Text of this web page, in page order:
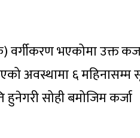
वर्गीकरण भएकोमा उक्त
अवस्थामा ६ महिनासम्म
हुनेगरी सोही बमोजिम कर्जा